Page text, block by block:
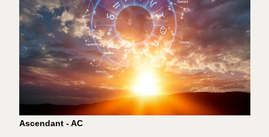
Ascendant - AC